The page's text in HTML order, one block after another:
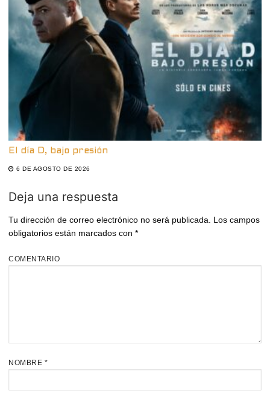
El día D, bajo presión
6 DE AGOSTO DE 2026
Deja una respuesta
Tu dirección de correo electrónico no será publicada. Los campos
obligatorios están marcados con *
COMENTARIO
NOMBRE *